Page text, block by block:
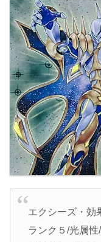
エクシーズ・効
ランク５/光属